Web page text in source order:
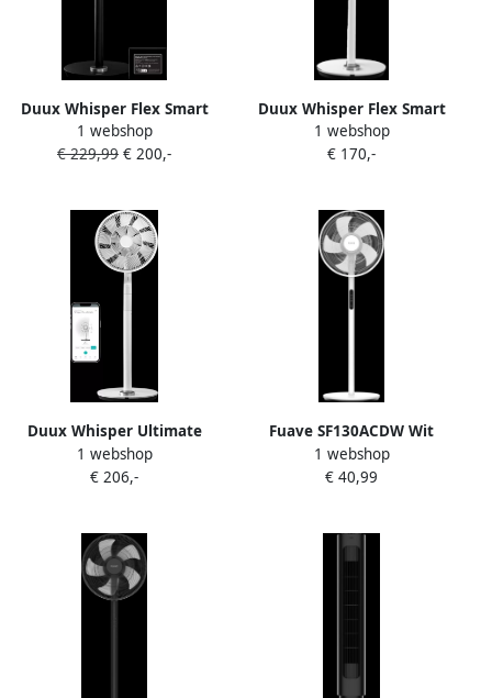
Duux Whisper Flex Smart
Zwart met accu
1 webshop
€ 229,99 € 200,-
Duux Whisper Flex Smart
Wit (zonder accu)
1 webshop
€ 170,-
Duux Whisper Ultimate
Smart Wit (zonder accu)
1 webshop
€ 206,-
Fuave SF130ACDW Wit
1 webshop
€ 40,99